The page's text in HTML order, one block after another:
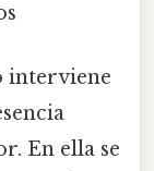
interviene
En ella se